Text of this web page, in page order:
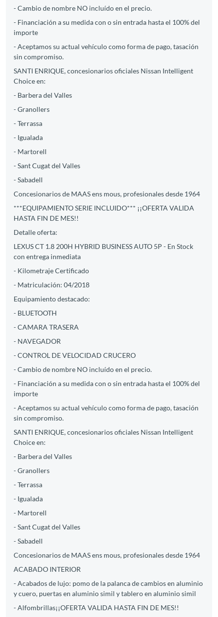
- Cambio de nombre NO incluído en el precio.
- Financiación a su medida con o sin entrada hasta el 100% del
importe
- Aceptamos su actual vehículo como forma de pago, tasación
sin compromiso.
SANTI ENRIQUE, concesionarios oficiales Nissan Intelligent
Choice en:
- Barbera del Valles
- Granollers
- Terrassa
- Igualada
- Martorell
- Sant Cugat del Valles
- Sabadell
Concesionarios de MAAS ens mous, profesionales desde 1964
***EQUIPAMIENTO SERIE INCLUIDO*** ¡¡OFERTA VALIDA
HASTA FIN DE MES!!
Detalle oferta:
LEXUS CT 1.8 200H HYBRID BUSINESS AUTO 5P - En Stock
con entrega inmediata
- Kilometraje Certificado
- Matriculación: 04/2018
Equipamiento destacado:
- BLUETOOTH
- CAMARA TRASERA
- NAVEGADOR
- CONTROL DE VELOCIDAD CRUCERO
- Cambio de nombre NO incluído en el precio.
- Financiación a su medida con o sin entrada hasta el 100% del
importe
- Aceptamos su actual vehículo como forma de pago, tasación
sin compromiso.
SANTI ENRIQUE, concesionarios oficiales Nissan Intelligent
Choice en:
- Barbera del Valles
- Granollers
- Terrassa
- Igualada
- Martorell
- Sant Cugat del Valles
- Sabadell
Concesionarios de MAAS ens mous, profesionales desde 1964
ACABADO INTERIOR
- Acabados de lujo: pomo de la palanca de cambios en aluminio
y cuero, puertas en aluminio simil y tablero en aluminio simil
- Alfombrillas¡¡OFERTA VALIDA HASTA FIN DE MES!!